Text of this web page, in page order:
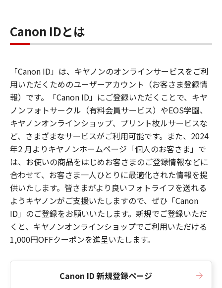
Canon IDとは
「Canon ID」は、キヤノンのオンラインサービスをご利
用いただくためのユーザーアカウント（お客さま登録情
報）です。「Canon ID」にご登録いただくことで、キヤ
ノンフォトサークル（有料会員サービス）やEOS学園、
キヤノンオンラインショップ、プリント枚ルサービスな
ど、さまざまなサービスがご利用可能です。また、2024
年2 月よりキヤノンホームページ「個人のお客さま」で
は、お使いの商品をはじめお客さまのご登録情報などに
合わせて、お客さま一人ひとりに最適化された情報を提
供いたします。皆さまがより良いフォトライフを送れる
ようキヤノンがご支援いたしますので、ぜひ「Canon
ID」のご登録をお願いいたします。新規でご登録いただ
くと、キヤノンオンラインショップでご利用いただける
1,000円OFFクーポンを進呈いたします。
Canon ID 新規登録ページ